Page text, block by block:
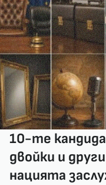
10-те
двойки и
нацията